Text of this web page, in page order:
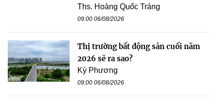
Ths. Hoàng Quốc Tráng
09:00 06/08/2026
Thị trường bất động sản cuối năm
2026 sẽ ra sao?
Kỳ Phương
09:00 06/08/2026